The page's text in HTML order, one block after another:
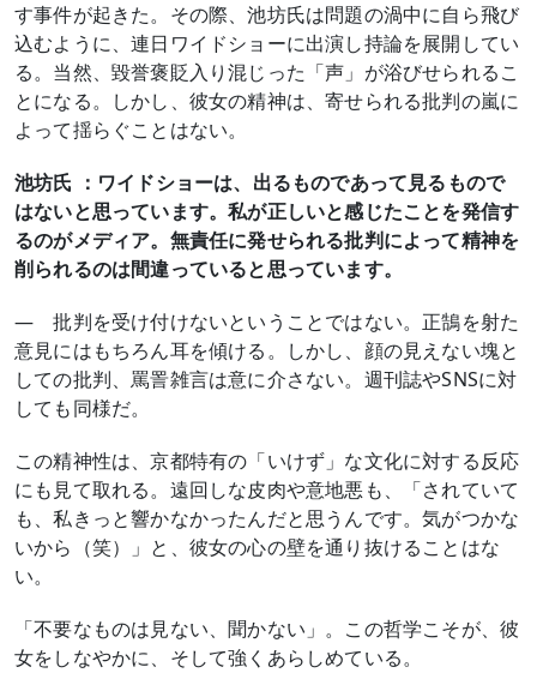
す事件が起きた。その際、池坊氏は問題の渦中に自ら飛び
込むように、連日ワイドショーに出演し持論を展開してい
る。当然、毀誉褒貶入り混じった「声」が浴びせられるこ
とになる。しかし、彼女の精神は、寄せられる批判の嵐に
よって揺らぐことはない。
池坊氏 ：ワイドショーは、出るものであって見るもので
はないと思っています。私が正しいと感じたことを発信す
るのがメディア。無責任に発せられる批判によって精神を
削られるのは間違っていると思っています。
― 批判を受け付けないということではない。正鵠を射た
意見にはもちろん耳を傾ける。しかし、顔の見えない塊と
しての批判、罵詈雑言は意に介さない。週刊誌やSNSに対
しても同様だ。
この精神性は、京都特有の「いけず」な文化に対する反応
にも見て取れる。遠回しな皮肉や意地悪も、「されていて
も、私きっと響かなかったんだと思うんです。気がつかな
いから（笑）」と、彼女の心の壁を通り抜けることはな
い。
「不要なものは見ない、聞かない」。この哲学こそが、彼
女をしなやかに、そして強くあらしめている。